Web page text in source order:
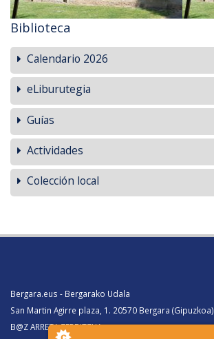
Biblioteca
Calendario 2026
eLiburutegia
Guías
Actividades
Colección local
Bergara.eus - Bergarako Udala
San Martin Agirre plaza, 1. 20570 Bergara (Gipuzkoa)
B@Z ARRETA ZERBITZUA: